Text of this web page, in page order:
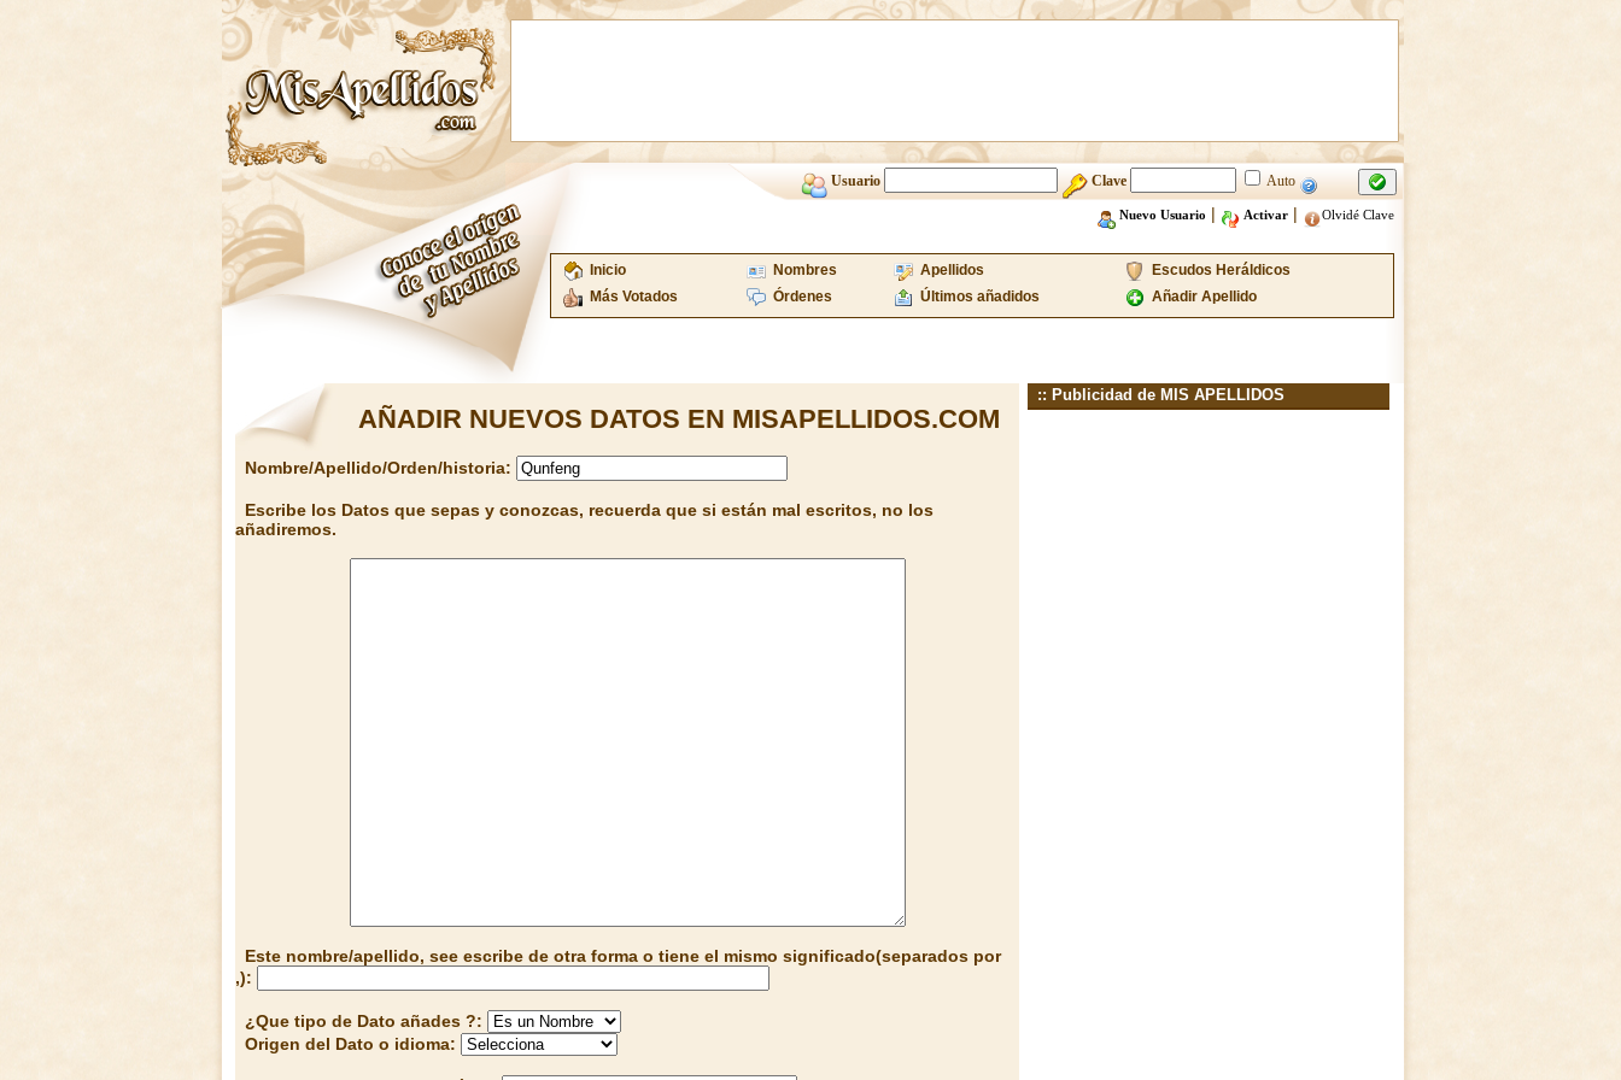
Usuario Clave Auto
Nuevo Usuario | Activar| Olvidé Clave
Inicio Nombres Apellidos
Escudos Heráldicos
Más Votados
Órdenes Últimos añadidos Añadir Apellido
AÑADIR NUEVOS DATOS EN MISAPELLIDOS.COM
Nombre/Apellido/Orden/historia:
Escribe los Datos que sepas y conozcas, recuerda que si están mal escritos, no los
añadiremos.
Este nombre/apellido, see escribe de otra forma o tiene el mismo significado(separados por
,):
¿Que tipo de Dato añades ?:
Origen del Dato o idioma:
:: Publicidad de MIS APELLIDOS